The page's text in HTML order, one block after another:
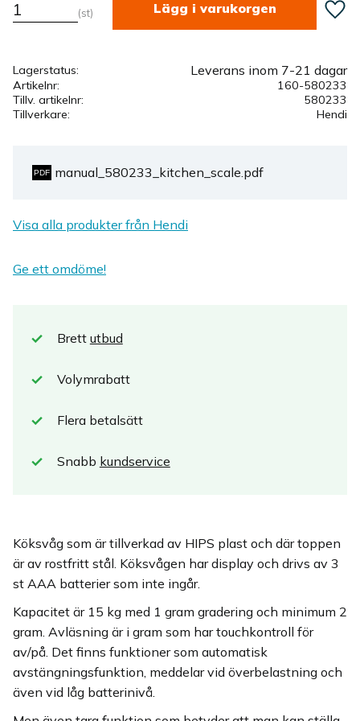
st Lägg
Lagerstatus Leverans inom 7-21 dagar
Artikelnr
160-580233
Tillv. artikelnr
580233
Tillverkare
Hendi
manual_580233_kitchen_scale.pdf
Visa alla produkter från Hendi
Ge ett omdöme!
Brett utbud
Volymrabatt
Flera betalsätt
Snabb kundservice
Köksvåg som är tillverkad av HIPS plast och där toppen
är av rostfritt stål. Köksvågen har display och drivs av 3
st AAA batterier som inte ingår.
Kapacitet är 15 kg med 1 gram gradering och minimum 2
gram. Avläsning är i gram som har touchkontroll för
av/på. Det finns funktioner som automatisk
avstängningsfunktion, meddelar vid överbelastning och
även vid låg batterinivå.